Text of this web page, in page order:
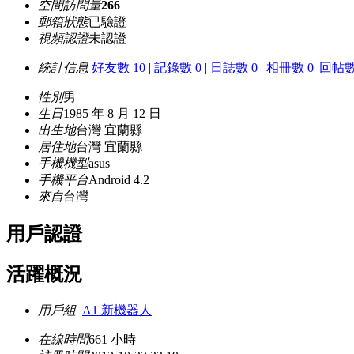
空間訪問量266
郵箱狀態已驗證
視頻認證未認證
統計信息 好友數 10 | 記錄數 0 | 日誌數 0 | 相冊數 0 |回帖
性別男
生日1985 年 8 月 12 日
出生地台灣 宜蘭縣
居住地台灣 宜蘭縣
手機機型asus
手機平台Android 4.2
來自台灣
用戶認證
活躍概況
用戶組 A1 新機器人
在線時間661 小時